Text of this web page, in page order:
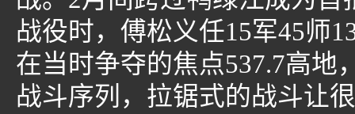
战役时，傅松义任15军45师
在当时争夺的焦点537.7高地
战斗序列，拉锯式的战斗让